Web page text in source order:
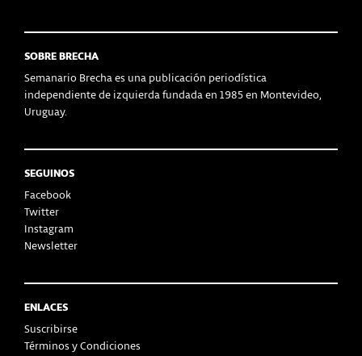
SOBRE BRECHA
Semanario Brecha es una publicación periodística
independiente de izquierda fundada en 1985 en Montevideo,
Uruguay.
SEGUINOS
Facebook
Twitter
Instagram
Newsletter
ENLACES
Suscribirse
Términos y Condiciones